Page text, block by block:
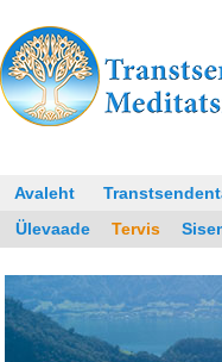
Avaleht
Ülevaade
Tervis